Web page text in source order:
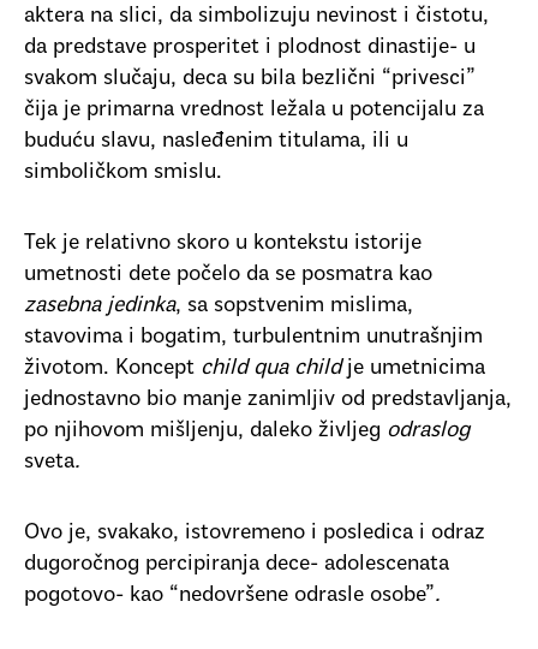
aktera na slici, da simbolizuju nevinost i čistotu,
da predstave prosperitet i plodnost dinastije- u
svakom slučaju, deca su bila bezlični “privesci”
čija je primarna vrednost ležala u potencijalu za
buduću slavu, nasleđenim titulama, ili u
simboličkom smislu.
Tek je relativno skoro u kontekstu istorije
umetnosti dete počelo da se posmatra kao
zasebna jedinka, sa sopstvenim mislima,
stavovima i bogatim, turbulentnim unutrašnjim
životom. Koncept child qua childje umetnicima
jednostavno bio manje zanimljiv od predstavljanja,
po njihovom mišljenju, daleko življeg odraslog
sveta.
Ovo je, svakako, istovremeno i posledica i odraz
dugoročnog percipiranja dece- adolescenata
pogotovo- kao “nedovršene odrasle osobe”.